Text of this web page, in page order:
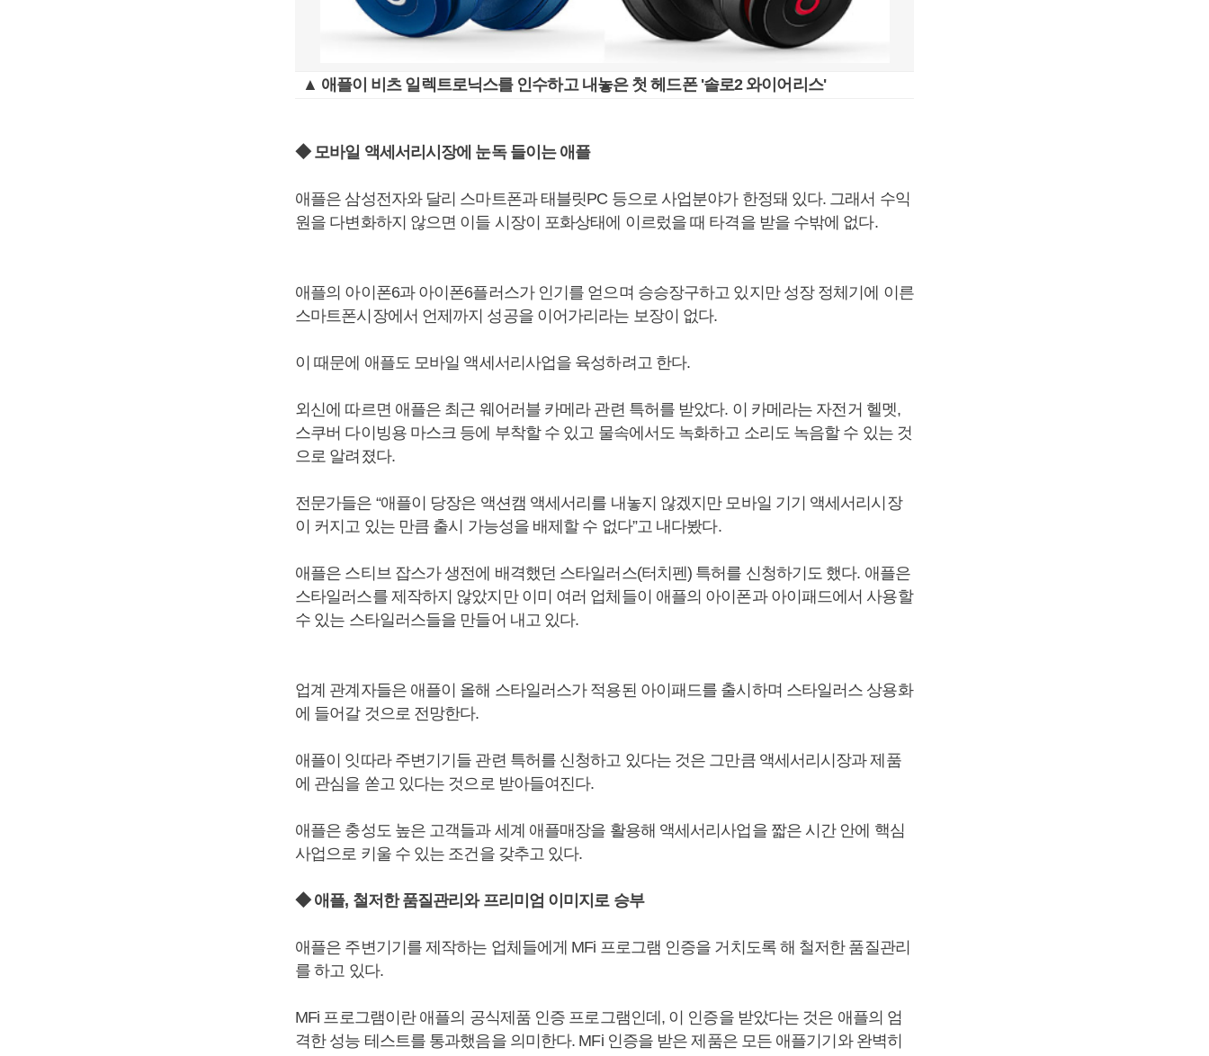
▲ 애플이 비츠 일렉트로닉스를 인수하고 내놓은 첫 헤드폰 '솔로2 와이어리스'
◆ 모바일 액세서리시장에 눈독 들이는 애플
애플은 삼성전자와 달리 스마트폰과 태블릿PC 등으로 사업분야가 한정돼 있다. 그래서 수익
원을 다변화하지 않으면 이들 시장이 포화상태에 이르렀을 때 타격을 받을 수밖에 없다.
애플의 아이폰6과 아이폰6플러스가 인기를 얻으며 승승장구하고 있지만 성장 정체기에 이른
스마트폰시장에서 언제까지 성공을 이어가리라는 보장이 없다.
이 때문에 애플도 모바일 액세서리사업을 육성하려고 한다.
외신에 따르면 애플은 최근 웨어러블 카메라 관련 특허를 받았다. 이 카메라는 자전거 헬멧,
스쿠버 다이빙용 마스크 등에 부착할 수 있고 물속에서도 녹화하고 소리도 녹음할 수 있는 것
으로 알려졌다.
전문가들은 “애플이 당장은 액션캠 액세서리를 내놓지 않겠지만 모바일 기기 액세서리시장
이 커지고 있는 만큼 출시 가능성을 배제할 수 없다”고 내다봤다.
애플은 스티브 잡스가 생전에 배격했던 스타일러스(터치펜) 특허를 신청하기도 했다. 애플은
스타일러스를 제작하지 않았지만 이미 여러 업체들이 애플의 아이폰과 아이패드에서 사용할
수 있는 스타일러스들을 만들어 내고 있다.
업계 관계자들은 애플이 올해 스타일러스가 적용된 아이패드를 출시하며 스타일러스 상용화
에 들어갈 것으로 전망한다.
애플이 잇따라 주변기기들 관련 특허를 신청하고 있다는 것은 그만큼 액세서리시장과 제품
에 관심을 쏟고 있다는 것으로 받아들여진다.
애플은 충성도 높은 고객들과 세계 애플매장을 활용해 액세서리사업을 짧은 시간 안에 핵심
사업으로 키울 수 있는 조건을 갖추고 있다.
◆ 애플, 철저한 품질관리와 프리미엄 이미지로 승부
애플은 주변기기를 제작하는 업체들에게 MFi 프로그램 인증을 거치도록 해 철저한 품질관리
를 하고 있다.
MFi 프로그램이란 애플의 공식제품 인증 프로그램인데, 이 인증을 받았다는 것은 애플의 엄
격한 성능 테스트를 통과했음을 의미한다. MFi 인증을 받은 제품은 모든 애플기기와 완벽히